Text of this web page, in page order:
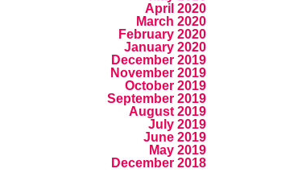
April 2020
March 2020
February 2020
January 2020
December 2019
November 2019
October 2019
September 2019
August 2019
July 2019
June 2019
May 2019
December 2018